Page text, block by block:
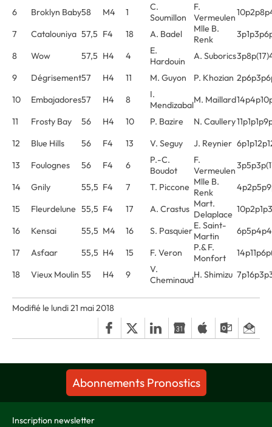
6
Broklyn Baby58 M4 1
C.
Soumillon
F.
Vermeulen
7
Catalouniya 57,5 F4 18 A. Badel
Mlle B.
Renk
8
Wow 57,5 H4 4
E.
Hardouin
A. Suborics
9
Dégrisement57 H4 11 M. Guyon P. Khozian
10
Embajadores57 H4 8
I.
MendizabalM. Maillard
11
Frosty Bay 56 H4 10 P. Bazire N. Caullery
12
Blue Hills 56 F4 13 V. Seguy J. Reynier
13
Foulognes 56 F4 6
P.-C.
Boudot
F.
Vermeulen
14
Gnily 55,5 F4 7 T. Piccone Mlle B.
Renk
15
Fleurdelune 55,5 F4 17 A. Crastus Mart.
Delaplace
16
Kensai 55,5 M4 16 S. PasquierE. Saint-
Martin
17
Asfaar 55,5 H4 15 F. Veron
P.& F.
Monfort
18
Vieux Moulin 55 H4 9
V.
CheminaudH. Shimizu
Modifié le lundi 21 mai 2018
Abonnements Pronostics
Inscription newsletter